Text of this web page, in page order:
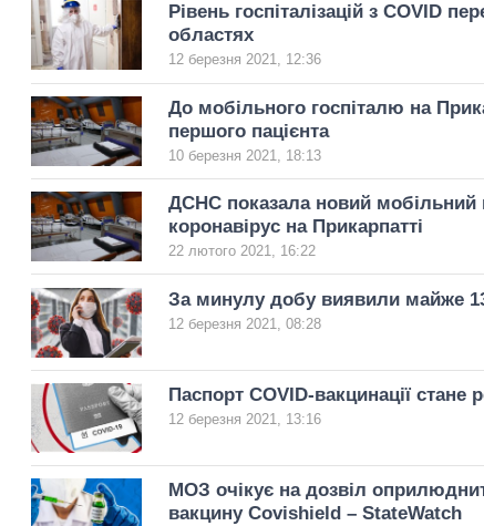
Рівень госпіталізацій з COVID
областях
12 березня 2021, 12:36
До мобільного госпіталю на
першого пацієнта
10 березня 2021, 18:13
ДСНС показала новий мобільний
коронавірус на Прикарпатті
22 лютого 2021, 16:22
За минулу добу виявили майже
12 березня 2021, 08:28
Паспорт COVID-вакцинації
12 березня 2021, 13:16
МОЗ очікує на дозвіл
вакцину Covishield – StateWatch